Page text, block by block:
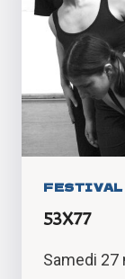
53X77
Samedi 27